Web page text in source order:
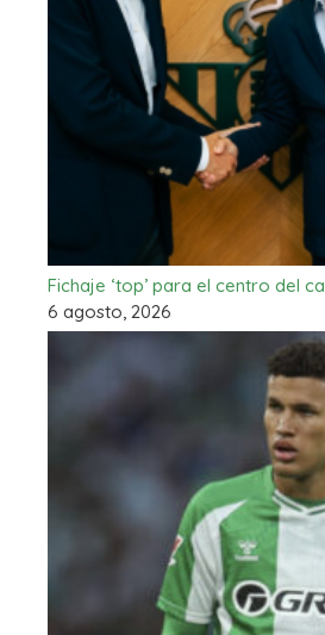
Fichaje ‘top’ para el centro del
6 agosto, 2026